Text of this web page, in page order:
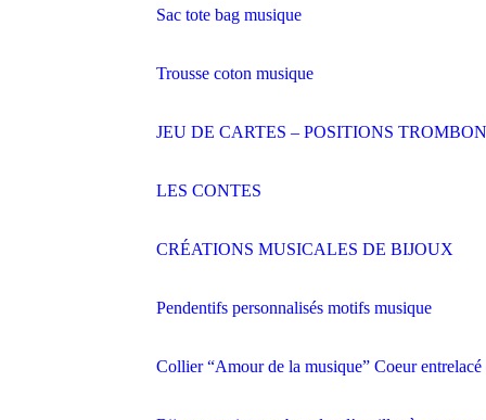
Sac tote bag musique
Trousse coton musique
JEU DE CARTES – POSITIONS
LES CONTES
CRÉATIONS MUSICALES DE BIJOUX
Pendentifs personnalisés motifs musique
Collier “Amour de la musique” Coeur